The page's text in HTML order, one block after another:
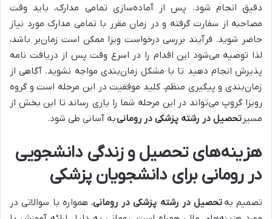
دقیق انجام شود. پس از آماده‌سازی تمامی مدارک، باید وقت
مصاحبه از سفارت گرفته و در زمان مقرر با تمامی مدارک مورد نیاز
حاضر شوید. فرآیند بررسی درخواست ویزا ممکن است زمان‌بر باشد،
لذا توصیه می‌شود این اقدام را در اسرع وقت پس از دریافت نامه
پذیرش انجام دهید تا با مشکل زمان‌بندی مواجه نشوید. آگاهی از
زمان‌بندی و پیگیری منظم، کلید موفقیت در این مرحله است و گروه
رویزا گروپ می‌تواند در این مرحله شما را یاری رساند تا این بخش از
مسیر تحصیل در رشته پزشکی در رومانیبه آسانی طی شود.
هزینه‌های تحصیل و زندگی دانشجویی
در رومانی برای دانشجویان پزشکی
تصمیم به تحصیل در رشته پزشکی در رومانی، همواره با سوالاتی در